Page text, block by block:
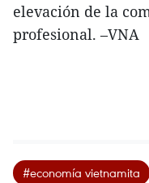
elevación de la
profesional. –VNA
#economía vietnamita